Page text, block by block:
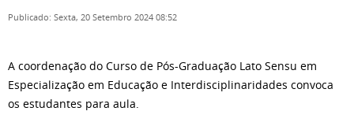
Publicado: Sexta, 20 Setembro 2024 08:52
A coordenação do Curso de Pós-Graduação Lato Sensu em
Especialização em Educação e Interdisciplinaridades convoca
os estudantes para aula.